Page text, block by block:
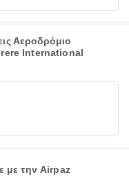
Αεροδρόμιο
International
με την Airpaz